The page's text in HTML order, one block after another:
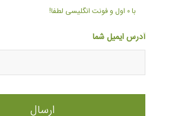
با ۰ اول و فونت انگلیسی لطفا!
آدرس ایمیل شما